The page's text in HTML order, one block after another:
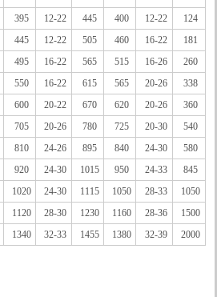
395 12-22 445 400 12-22
124
445 12-22 505 460 16-22
181
495 16-22 565 515 16-26
260
550 16-22 615 565 20-26
338
600 20-22 670 620 20-26
360
705 20-26 780 725 20-30
540
810 24-26 895 840 24-30
580
920 24-30 1015 950 24-33
845
1020 24-30 1115 1050 28-33
1050
1120 28-30 1230 1160 28-36
1500
1340 32-33 1455 1380 32-39 2000